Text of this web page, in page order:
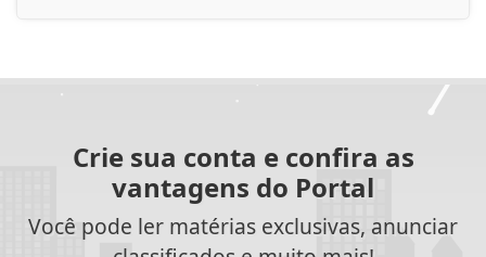
Crie sua conta e confira as
vantagens do Portal
Você pode ler matérias exclusivas, anunciar